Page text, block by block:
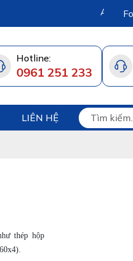
An toàn hôm nay - Bền
Hotline:
0961 251 233
LIÊN HỆ
thép hộp